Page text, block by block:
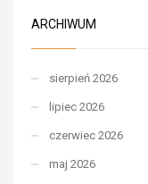
ARCHIWUM
sierpień 2026
lipiec 2026
czerwiec 2026
maj 2026